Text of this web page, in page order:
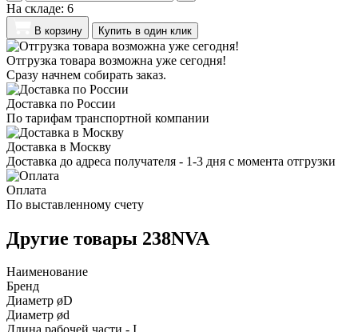
На складе: 6
В корзину Купить в один клик
Отгрузка товара возможна уже сегодня!
Сразу начнем собирать заказ.
Доставка по России
По тарифам транспортной компании
Доставка в Москву
Доставка до адреса получателя - 1-3 дня с момента отгрузки
Оплата
По выставленному счету
Другие товары 238NVA
Наименование
Бренд
Диаметр øD
Диаметр ød